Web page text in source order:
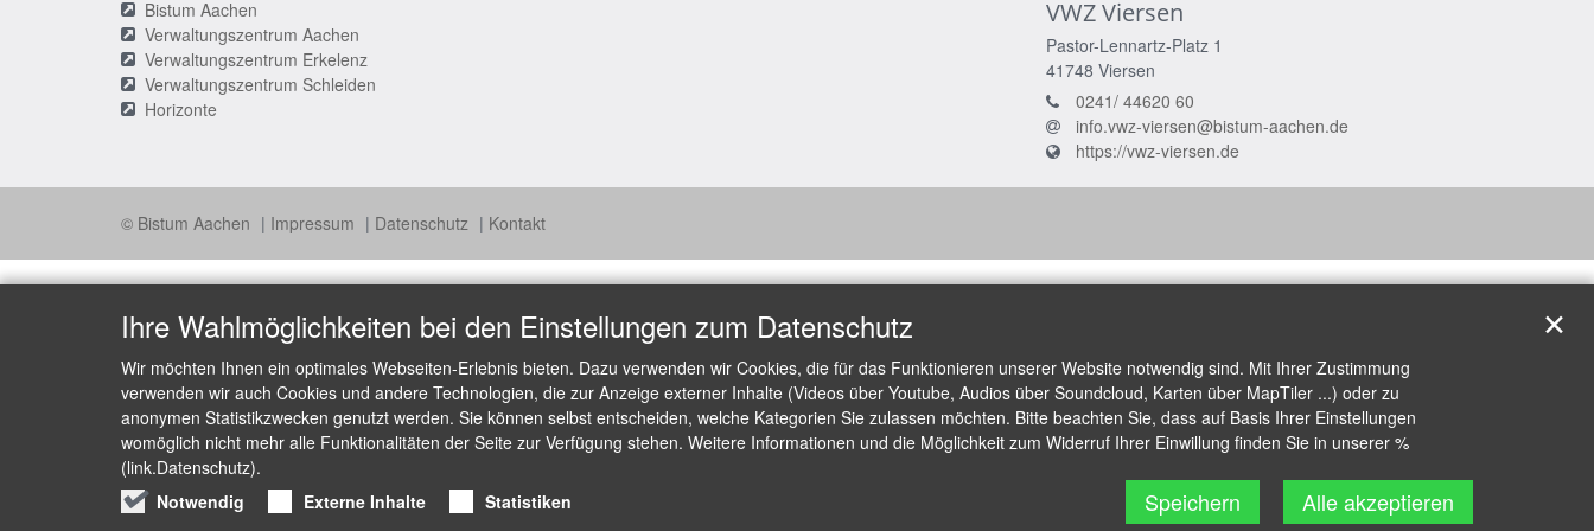
Bistum Aachen
Verwaltungszentrum Aachen
Verwaltungszentrum Erkelenz
Verwaltungszentrum Schleiden
Horizonte
VWZ Viersen
Pastor-Lennartz-Platz 1
41748 Viersen
0241/ 44620 60
info.vwz-viersen@bistum-aachen.de
https://vwz-viersen.de
© Bistum Aachen Impressum Datenschutz Kontakt
Ihre Wahlmöglichkeiten bei den Einstellungen zum Datenschutz
Wir möchten Ihnen ein optimales Webseiten-Erlebnis bieten. Dazu verwenden wir Cookies, die für das Funktionieren unserer Website notwendig sind. Mit Ihrer Zustimmung
verwenden wir auch Cookies und andere Technologien, die zur Anzeige externer Inhalte (Videos über Youtube, Audios über Soundcloud, Karten über MapTiler ...) oder zu
anonymen Statistikzwecken genutzt werden. Sie können selbst entscheiden, welche Kategorien Sie zulassen möchten. Bitte beachten Sie, dass auf Basis Ihrer Einstellungen
womöglich nicht mehr alle Funktionalitäten der Seite zur Verfügung stehen. Weitere Informationen und die Möglichkeit zum Widerruf Ihrer Einwillung finden Sie in unserer %
(link.Datenschutz).
Notwendig
Externe Inhalte Statistiken Speichern Alle akzeptieren
✕